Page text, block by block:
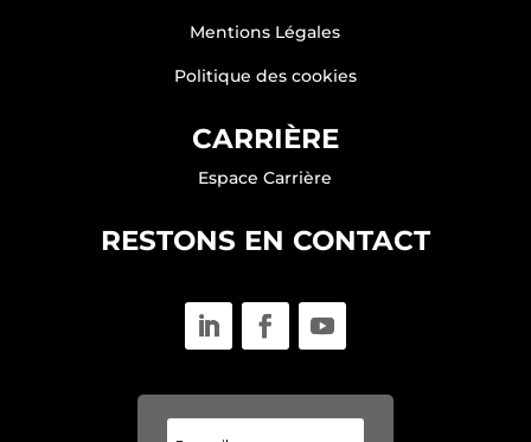
10 Sep 2025
Mentions Légales
Politique des cookies
CARRIÈRE
Espace Carrière
RESTONS EN CONTACT